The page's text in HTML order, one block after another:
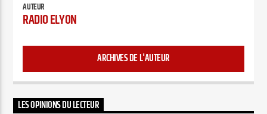
AUTEUR
RADIO ELYON
ARCHIVES DE L'AUTEUR
LES OPINIONS DU LECTEUR